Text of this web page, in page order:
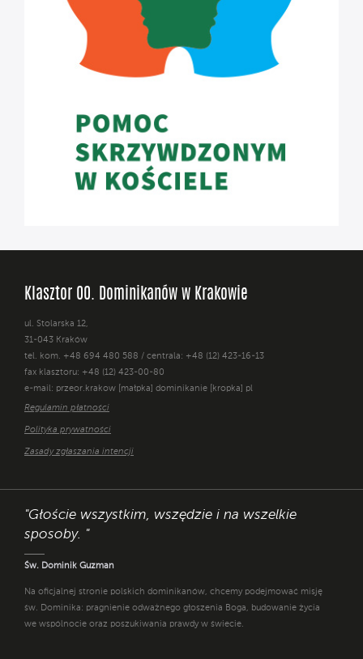
Klasztor OO. Dominikanów w Krakowie
ul. Stolarska 12,
31-043 Kraków
tel. kom. +48 694 480 588 / centrala: +48 (12) 423-16-13
fax klasztoru: +48 (12) 423-00-80
e-mail: przeor.krakow [małpka] dominikanie [kropka] pl
Regulamin płatności
Polityka prywatności
Zasady zgłaszania intencji
"Głoście wszystkim, wszędzie i na wszelkie
sposoby. "
Św. Dominik Guzman
Na oficjalnej stronie polskich dominikanów, chcemy podejmować misję
św. Dominika: pragnienie odważnego głoszenia Boga, budowanie życia
we wspólnocie oraz poszukiwania prawdy w świecie.